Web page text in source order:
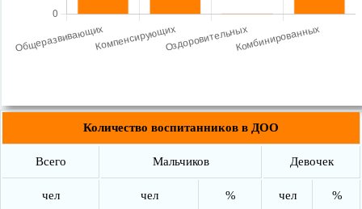
Количество воспитанников в ДОО
Всего Мальчиков Девочек
чел чел % чел %